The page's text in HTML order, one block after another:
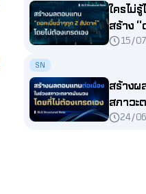
ใครไม่
สร้าง
สัปดาห์
15/
SN
สร้างผ
สภาวะ
เทรดเอ
24/